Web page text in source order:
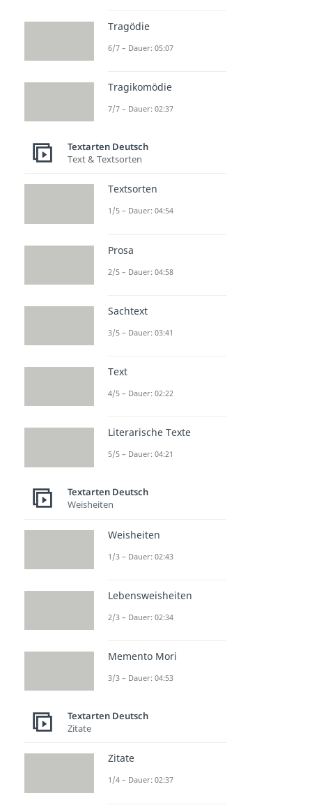
Tragödie
6/7 – Dauer: 05:07
Tragikomödie
7/7 – Dauer: 02:37
Textarten Deutsch
Text & Textsorten
Textsorten
1/5 – Dauer: 04:54
Prosa
2/5 – Dauer: 04:58
Sachtext
3/5 – Dauer: 03:41
Text
4/5 – Dauer: 02:22
Literarische Texte
5/5 – Dauer: 04:21
Textarten Deutsch
Weisheiten
Weisheiten
1/3 – Dauer: 02:43
Lebensweisheiten
2/3 – Dauer: 02:34
Memento Mori
3/3 – Dauer: 04:53
Textarten Deutsch
Zitate
Zitate
1/4 – Dauer: 02:37